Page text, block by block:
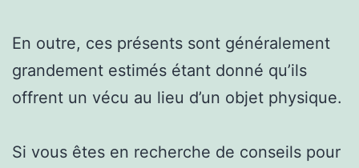
En outre, ces présents sont généralement
grandement estimés étant donné qu’ils
offrent un vécu au lieu d’un objet physique.
Si vous êtes en recherche de conseils pour